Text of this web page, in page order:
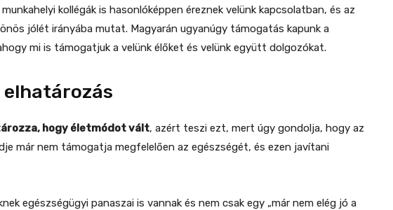
kollégák is hasonlóképpen éreznek velünk kapcsolatban, és az
jólét irányába mutat. Magyarán ugyanúgy támogatás kapunk a
mi is támogatjuk a velünk élőket és velünk együtt dolgozókat.
elhatározás
hogy életmódot vált, azért teszi ezt, mert úgy gondolja, hogy az
már nem támogatja megfelelően az egészségét, és ezen javítani
egészségügyi panaszai is vannak és nem csak egy „már nem elég jó a